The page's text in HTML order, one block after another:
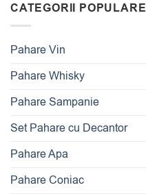
CATEGORII POPULARE
Pahare Vin
Pahare Whisky
Pahare Sampanie
Set Pahare cu Decantor
Pahare Apa
Pahare Coniac